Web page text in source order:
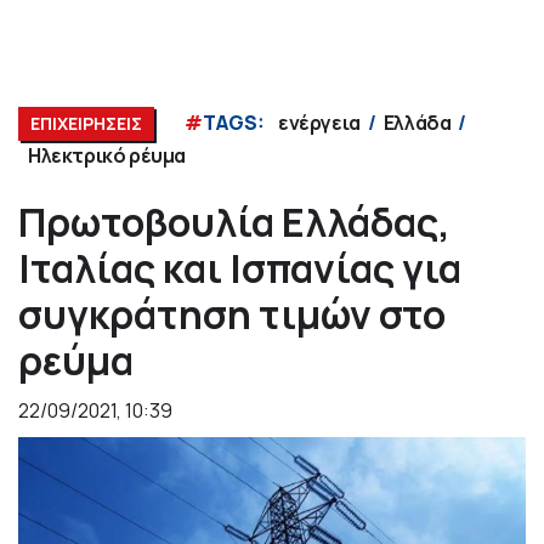
ΕΠΙΧΕΙΡΗΣΕΙΣ #TAGS: ενέργεια
Ελλάδα
Ηλεκτρικό ρέυμα
Πρωτοβουλία Ελλάδας,
Ιταλίας και Ισπανίας για
συγκράτηση τιμών στο
ρεύμα
22/09/2021, 10:39